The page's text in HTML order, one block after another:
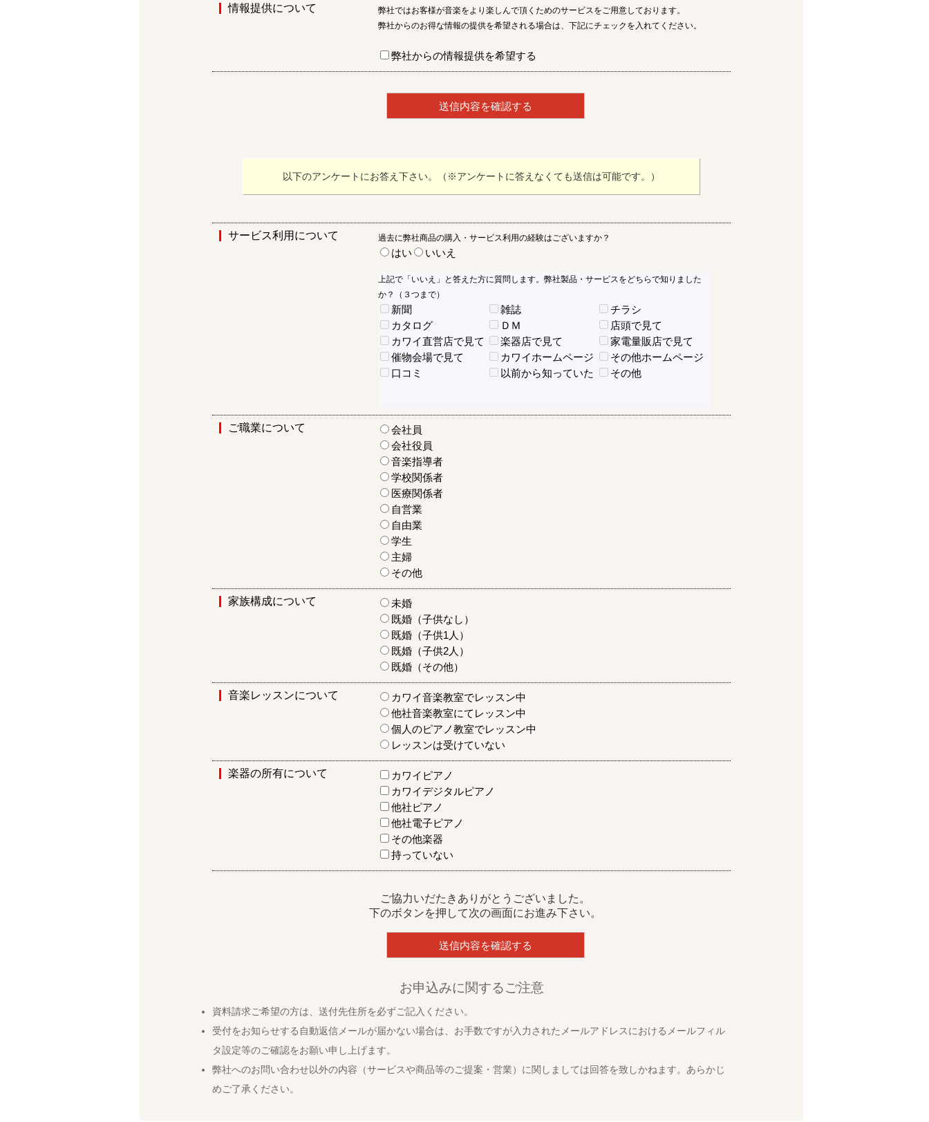
情報提供について
弊社ではお客様が音楽をより楽しんで頂くためのサービスをご用意しております。
弊社からのお得な情報の提供を希望される場合は、下記にチェックを入れてください。
弊社からの情報提供を希望する
以下のアンケートにお答え下さい。（※アンケートに答えなくても送信は可能です。）
サービス利用について 過去に弊社商品の購入・サービス利用の経験はございますか？
はい いいえ
上記で「いいえ」と答えた方に質問します。弊社製品・サービスをどちらで知りました
か？（３つまで）
新聞 雑誌
チラシ
カタログ
ＤＭ
店頭で見て
カワイ直営店で見て
楽器店で見て
家電量販店で見て
催物会場で見て
カワイホームページ
その他ホームページ
口コミ
以前から知っていた その他
ご職業について
会社員
会社役員
音楽指導者
学校関係者
医療関係者
自営業
自由業
学生
主婦
その他
家族構成について
未婚
既婚（子供なし）
既婚（子供1人）
既婚（子供2人）
既婚（その他）
音楽レッスンについて
カワイ音楽教室でレッスン中
他社音楽教室にてレッスン中
個人のピアノ教室でレッスン中
レッスンは受けていない
楽器の所有について
カワイピアノ
カワイデジタルピアノ
他社ピアノ
他社電子ピアノ
その他楽器
持っていない
ご協力いだたきありがとうございました。
下のボタンを押して次の画面にお進み下さい。
お申込みに関するご注意
資料請求ご希望の方は、送付先住所を必ずご記入ください。
受付をお知らせする自動返信メールが届かない場合は、お手数ですが入力されたメールアドレスにおけるメールフィル
タ設定等のご確認をお願い申し上げます。
弊社へのお問い合わせ以外の内容（サービスや商品等のご提案・営業）に関しましては回答を致しかねます。あらかじ
めご了承ください。